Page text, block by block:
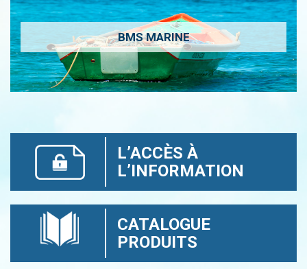
BMS MARINE
L’ACCÈS À
L’INFORMATION
CATALOGUE
PRODUITS